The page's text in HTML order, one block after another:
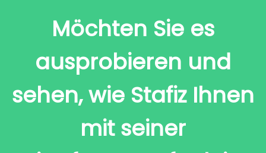
Möchten Sie es
ausprobieren und
sehen, wie Stafiz Ihnen
mit seiner